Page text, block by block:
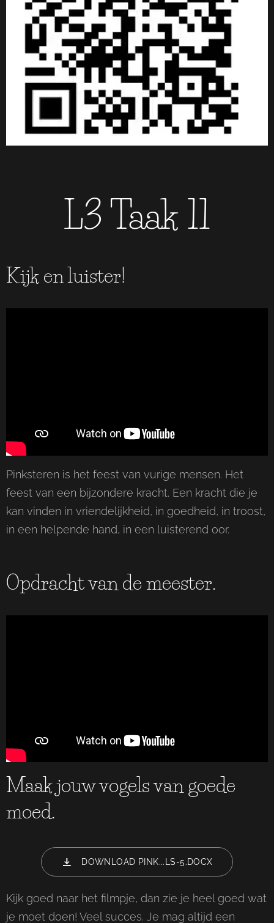
L3 Taak 11
Kijk en luister!
Pinksteren is het feest van vurige mensen. Het
feest van een bijzondere kracht. Een kracht die je
kan vinden in vriendelijkheid, in goedheid, in troost,
in een helpende hand, in een luisterend oor.
Opdracht van de meester.
Maak jouw vogels van goede
moed.
DOWNLOAD PINK...LS-5.DOCX
Kijk goed naar het filmpje, dan zie je heel goed wat
je moet doen! Veel succes. Je mag altijd een